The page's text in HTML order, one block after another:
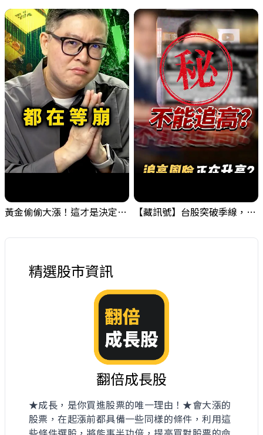
黃金偷偷大漲！這才是決定台股生死的「真風向球」！｜Mr.Jimmy高志銘 #黃金 #美元指數 #聯準會 【藏訊號】台股突破季線，週一我提醒了這個關鍵訊號
精選股市資訊
翻倍成長股
★成長，是你買進股票的唯一理由！★會大漲的
股票，在起漲前都具備一些同樣的條件，利用這